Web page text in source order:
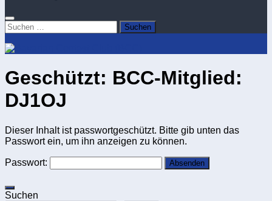
Suchen
nach:
Geschützt: BCC-Mitglied:
DJ1OJ
Dieser Inhalt ist passwortgeschützt. Bitte gib unten das
Passwort ein, um ihn anzeigen zu können.
Passwort:
Suchen